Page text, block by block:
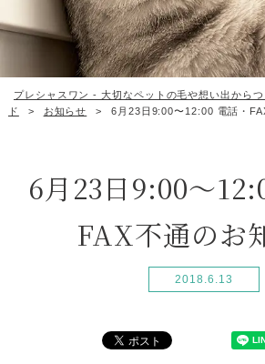
プレシャスワン - 大切なペットの毛や想い出から
ド
> お知らせ > 6月23日9:00〜12:00 電話・
6月23日9:00〜
FAX不通のお
2018.6.13